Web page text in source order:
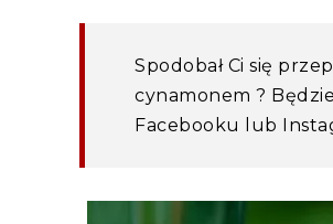
Spodobał Ci się
cynamonem ?
Facebooku lub